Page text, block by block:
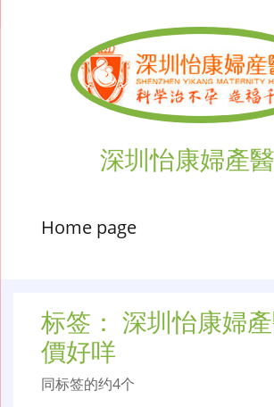
深圳怡康婦產
Home page
标签： 深圳怡康婦
價好咩
同标签的约4个